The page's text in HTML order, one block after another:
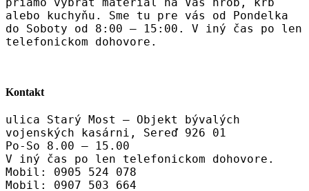
alebo kuchyňu. Sme tu pre vás od Pondelka
do Soboty od 8:00 – 15:00. V iný čas po len
telefonickom dohovore.
Kontakt
ulica Starý Most – Objekt bývalých
vojenských kasárni, Sereď 926 01
Po-So 8.00 – 15.00
V iný čas po len telefonickom dohovore.
Mobil: 0905 524 078
Mobil: 0907 503 664